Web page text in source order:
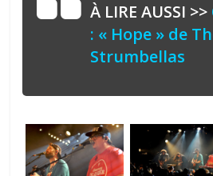
À LIRE AUSSI >>
: « Hope » de
Strumbellas